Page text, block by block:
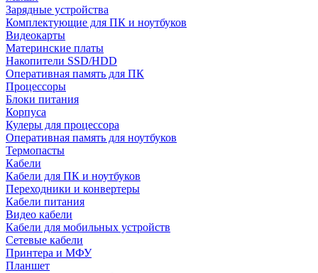
Зарядные устройства
Комплектующие для ПК и ноутбуков
Видеокарты
Материнские платы
Накопители SSD/HDD
Оперативная память для ПК
Процессоры
Блоки питания
Корпуса
Кулеры для процессора
Оперативная память для ноутбуков
Термопасты
Кабели
Кабели для ПК и ноутбуков
Переходники и конвертеры
Кабели питания
Видео кабели
Кабели для мобильных устройств
Сетевые кабели
Принтера и МФУ
Планшет